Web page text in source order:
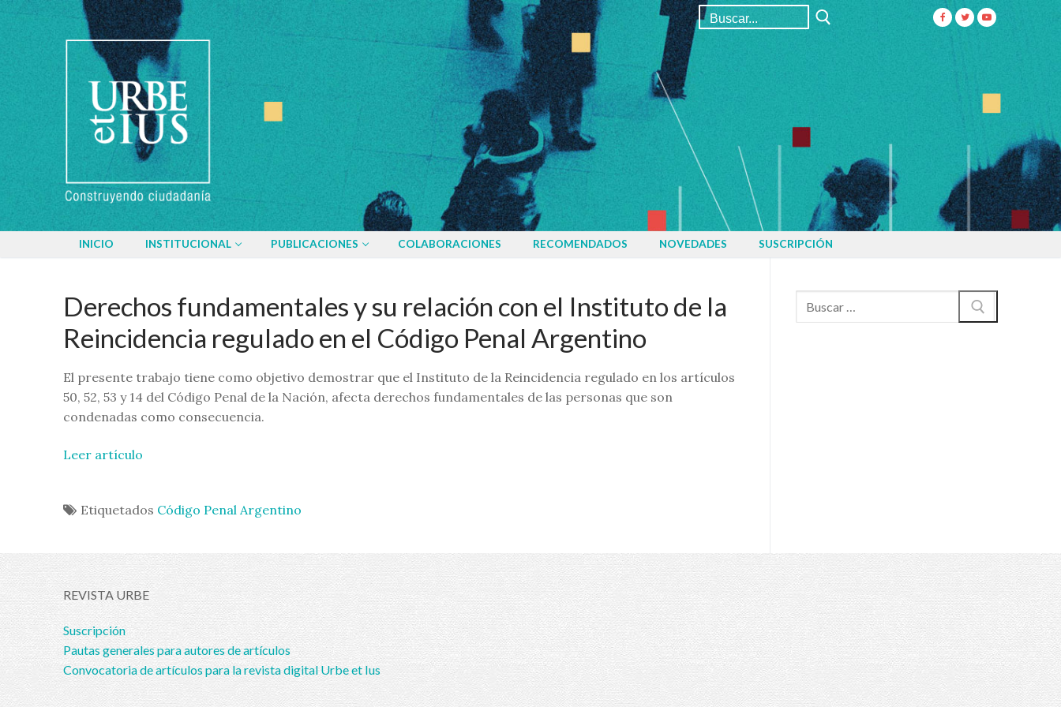
Buscar:
INICIO INSTITUCIONAL PUBLICACIONES COLABORACIONES RECOMENDADOS NOVEDADES SUSCRIPCIÓN
Derechos fundamentales y su relación con el Instituto de la
Reincidencia regulado en el Código Penal Argentino
El presente trabajo tiene como objetivo demostrar que el Instituto de la Reincidencia regulado en los artículos
50, 52, 53 y 14 del Código Penal de la Nación, afecta derechos fundamentales de las personas que son
condenadas como consecuencia.
Leer artículo
Etiquetados Código Penal Argentino
Buscar:
REVISTA URBE
Suscripción
Pautas generales para autores de artículos
Convocatoria de artículos para la revista digital Urbe et Ius